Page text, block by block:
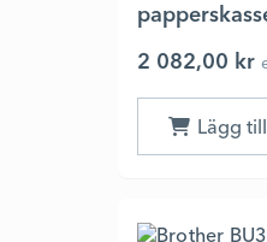
2 082,00 kr